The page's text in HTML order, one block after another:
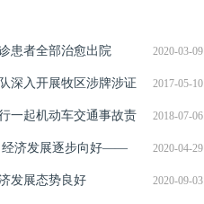
2020-03-09
患者全部治愈出院
2017-05-10
深入开展牧区涉牌涉证
行动 2018-07-06
一起机动车交通事故责
2020-04-29
经济发展逐步向好——
度经济运行分析 2020-09-03
发展态势良好